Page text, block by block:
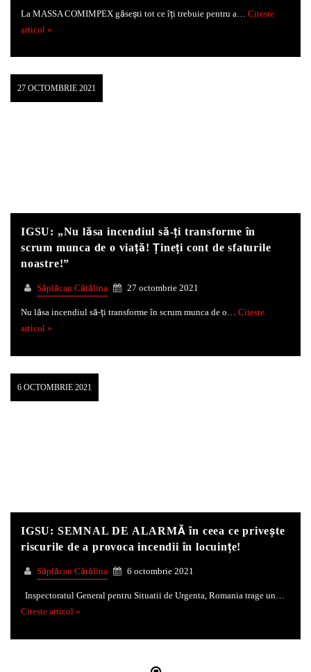
La MASSA COMIMPEX găsești tot ce îți trebuie pentru a… Citeste
articol »
27 OCTOMBRIE 2021
IGSU: „Nu lăsa incendiul să-ți transforme în
scrum munca de o viață! Țineți cont de sfaturile
noastre!”
Săplăcan Cătălina 27 octombrie 2021
Nu lăsa incendiul să-ți transforme în scrum munca de o… Citeste
articol »
6 OCTOMBRIE 2021
IGSU: SEMNAL DE ALARMĂ în ceea ce privește
riscurile de a provoca incendii în locuințe!
Săplăcan Cătălina 6 octombrie 2021
Inspectoratul General pentru Situatii de Urgenta, Romania trage un…
Citeste articol »